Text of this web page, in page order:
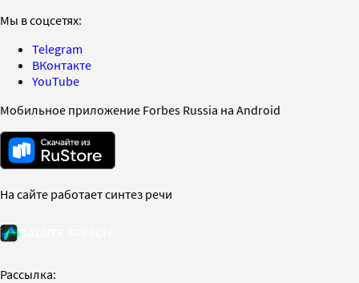
Мы в соцсетях:
Telegram
ВКонтакте
YouTube
Мобильное приложение Forbes Russia на Android
На сайте работает синтез речи
Рассылка: